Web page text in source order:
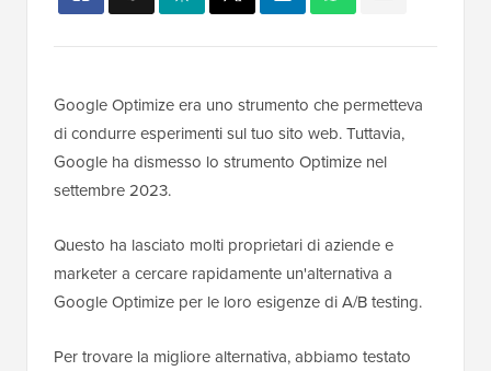
Google Optimize era uno strumento che permetteva
di condurre esperimenti sul tuo sito web. Tuttavia,
Google ha dismesso lo strumento Optimize nel
settembre 2023.
Questo ha lasciato molti proprietari di aziende e
marketer a cercare rapidamente un'alternativa a
Google Optimize per le loro esigenze di A/B testing.
Per trovare la migliore alternativa, abbiamo testato